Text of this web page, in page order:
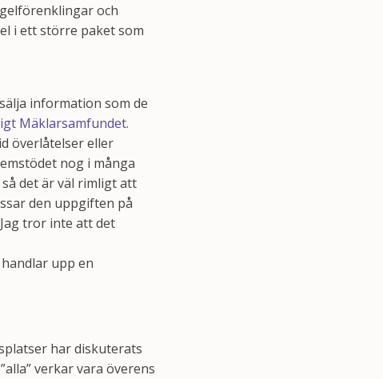
och
i ett större paket som
information som de
Mäklarsamfundet.
överlåtelser eller
nog i många
det är väl rimligt att
den uppgiften på
tror inte att det
upp en
har diskuterats
verkar vara överens